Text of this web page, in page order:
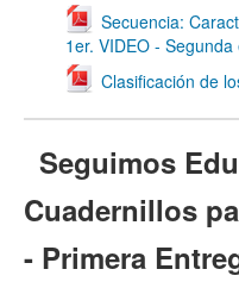
Secuencia:
1er. VIDEO -
Clasificación de
Seguimos
Cuadernillos
- Primera